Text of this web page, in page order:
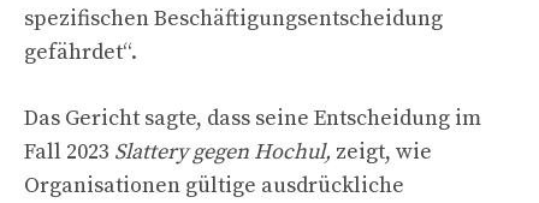
spezifischen Beschäftigungsentscheidung
gefährdet“.
Das Gericht sagte, dass seine Entscheidung im
Fall 2023 Slattery gegen Hochul, zeigt, wie
Organisationen gültige ausdrückliche